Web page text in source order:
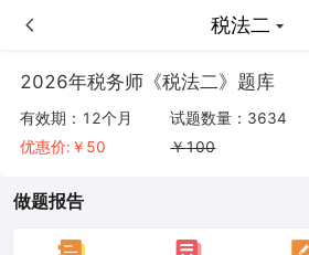
税法二
税法二
2026年税务师《税法二》题库
有效期： 12个月
优惠价:￥ 50
试题数量： 3634
￥100
做题报告